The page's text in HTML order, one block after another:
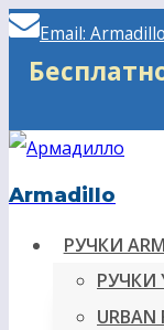
Перейти
Email:
Armadillo
РУЧКИ
РУЧКИ
URBAN